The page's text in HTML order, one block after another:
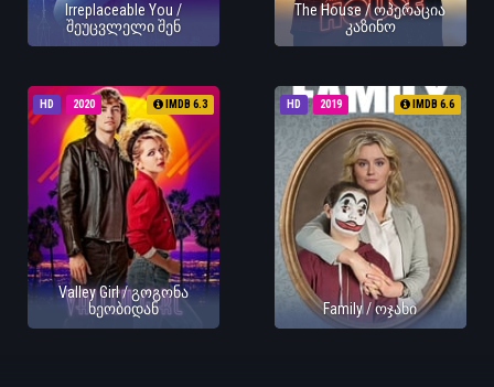
Irreplaceable You /
შეუცვლელი შენ
The House / ოპერაცია
კაზინო
HD 2020 IMDB 6.3
Valley Girl / გოგონა
ხეობიდან
HD 2019 IMDB 6.6
Family / ოჯახი